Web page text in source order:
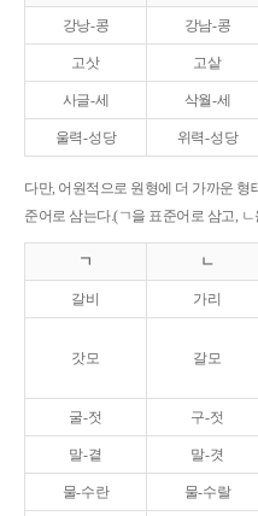
강낭-콩 강남-콩
고삿 고샅
사글-세 삭월-세
울력-성당 위력-성당
다만, 어원적으로 원형에 더 가까운
준어로 삼는다.(ㄱ을 표준어로 삼고, ㄴ
ㄱ ㄴ
갈비 가리
갓모 갈모
굴-젓 구-젓
말-곁 말-겻
물-수란 물-수랄